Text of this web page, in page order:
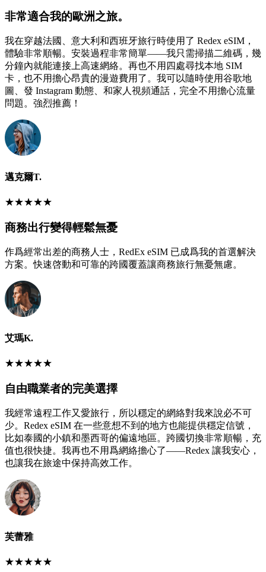
非常適合我的歐洲之旅。
我在穿越法國、意大利和西班牙旅行時使用了 Redex eSIM，
體驗非常順暢。安裝過程非常簡單——我只需掃描二維碼，幾
分鐘內就能連接上高速網絡。再也不用四處尋找本地 SIM
卡，也不用擔心昂貴的漫遊費用了。我可以隨時使用谷歌地
圖、發 Instagram 動態、和家人視頻通話，完全不用擔心流量
問題。強烈推薦！
邁克爾T.
★★★★★
商務出行變得輕鬆無憂
作爲經常出差的商務人士，RedEx eSIM 已成爲我的首選解決
方案。快速啓動和可靠的跨國覆蓋讓商務旅行無憂無慮。
艾瑪K.
★★★★★
自由職業者的完美選擇
我經常遠程工作又愛旅行，所以穩定的網絡對我來說必不可
少。Redex eSIM 在一些意想不到的地方也能提供穩定信號，
比如泰國的小鎮和墨西哥的偏遠地區。跨國切換非常順暢，充
值也很快捷。我再也不用爲網絡擔心了——Redex 讓我安心，
也讓我在旅途中保持高效工作。
芙蕾雅
★★★★★